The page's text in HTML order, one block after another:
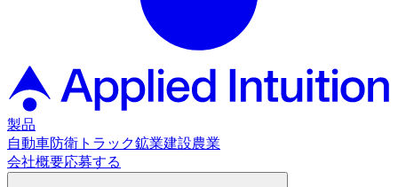
製品
自動車防衛 トラック鉱業建設農業
会社概要応募する